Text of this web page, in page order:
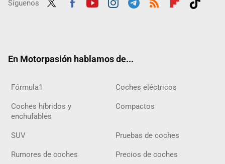
Síguenos
En Motorpasión hablamos de...
Fórmula1 Coches eléctricos
Coches híbridos y
enchufables
Compactos
SUV Pruebas de coches
Rumores de coches Precios de coches